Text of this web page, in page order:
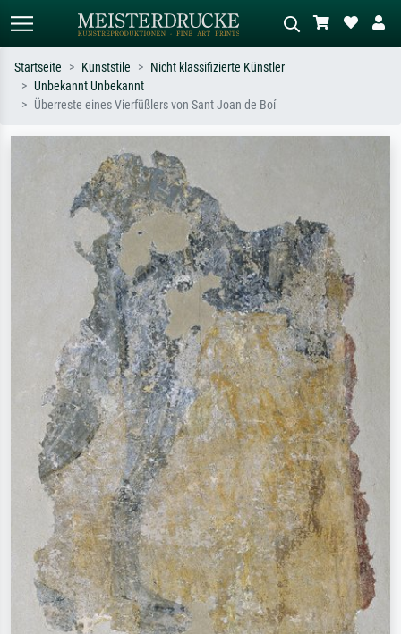
Standardsuche
oder Stilen – z.B. Monet,
Sternennacht, Impressionismus, Welle
Hokusai, Akt.
Startseite Kunststile
Nicht klassifizierte Künstler
Unbekannt Unbekannt
Überreste eines Vierfüßlers von Sant Joan de Boí